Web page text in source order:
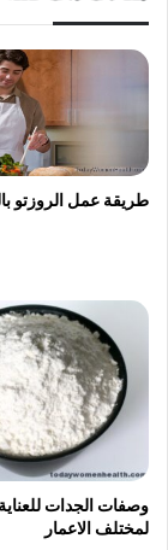
طريقة عمل الروزتو
وصفات الجدات
لمختلف الاعمار